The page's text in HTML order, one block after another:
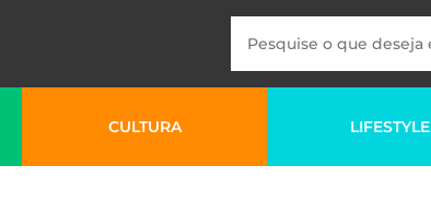
CULTURA LIFESTYLE